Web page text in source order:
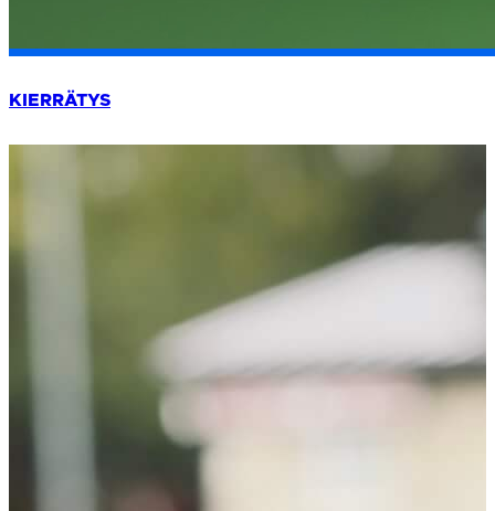
KIERRÄTYS